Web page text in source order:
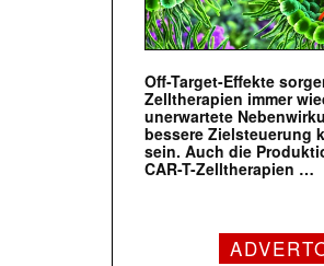
Off-Target-Effekte
Zelltherapien immer
unerwartete
bessere Zielsteuerung
sein. Auch die
CAR-T-Zelltherapien …